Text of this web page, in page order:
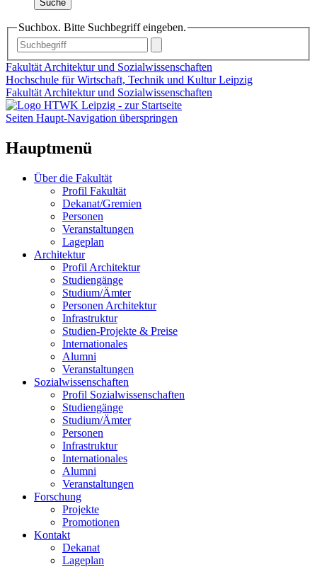
Suche
Suchbox. Bitte Suchbegriff eingeben.
Fakultät Architektur und Sozialwissenschaften
Hochschule für Wirtschaft, Technik und Kultur Leipzig
Fakultät Architektur und Sozialwissenschaften
Seiten Haupt-Navigation überspringen
Hauptmenü
Über die Fakultät
Profil Fakultät
Dekanat/Gremien
Personen
Veranstaltungen
Lageplan
Architektur
Profil Architektur
Studiengänge
Studium/Ämter
Personen Architektur
Infrastruktur
Studien-Projekte & Preise
Internationales
Alumni
Veranstaltungen
Sozialwissenschaften
Profil Sozialwissenschaften
Studiengänge
Studium/Ämter
Personen
Infrastruktur
Internationales
Alumni
Veranstaltungen
Forschung
Projekte
Promotionen
Kontakt
Dekanat
Lageplan